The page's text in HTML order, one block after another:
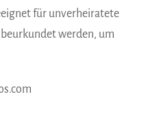
für unverheiratete
werden, um